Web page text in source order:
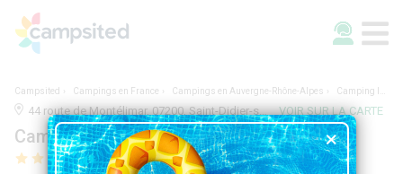
Campsited Campings en France Campings en Auvergne-Rhône-Alpes Camping le Verger de Jastres
44 route de Montélimar, 07200, Saint-Didier-sous-Aubenas, France | 0.3KM DE SAINT-DIDIER-SOUS-AUBENAS VOIR SUR LA CARTE
Camping le Verger de Jastres